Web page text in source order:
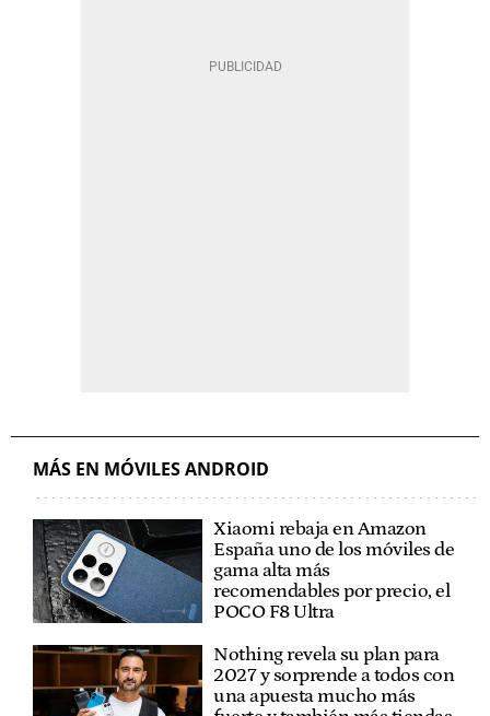
MÁS EN MÓVILES ANDROID
Xiaomi rebaja en Amazon
España uno de los móviles de
gama alta más
recomendables por precio, el
POCO F8 Ultra
Nothing revela su plan para
2027 y sorprende a todos con
una apuesta mucho más